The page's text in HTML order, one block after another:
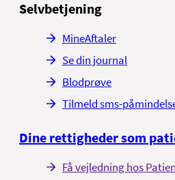
Selvbetjening
MineAftaler
Se din journal
Blodprøve
Tilmeld sms-
Dine rettigheder som
Få vejledning hos